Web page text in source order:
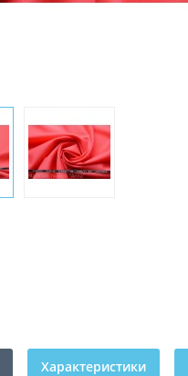
Характеристики